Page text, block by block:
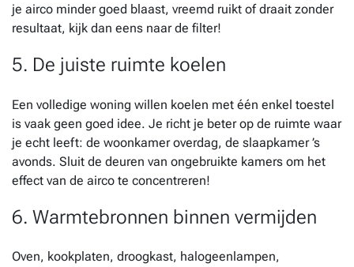
je airco minder goed blaast, vreemd ruikt of draait zonder
resultaat, kijk dan eens naar de filter!
5. De juiste ruimte koelen
Een volledige woning willen koelen met één enkel toestel
is vaak geen goed idee. Je richt je beter op de ruimte waar
je echt leeft: de woonkamer overdag, de slaapkamer ’s
avonds. Sluit de deuren van ongebruikte kamers om het
effect van de airco te concentreren!
6. Warmtebronnen binnen vermijden
Oven, kookplaten, droogkast, halogeenlampen,